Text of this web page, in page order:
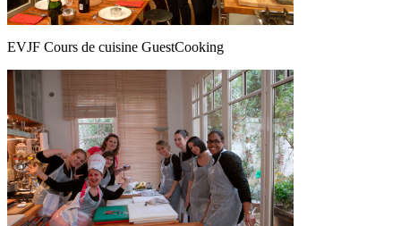
EVJF Cours de cuisine GuestCooking